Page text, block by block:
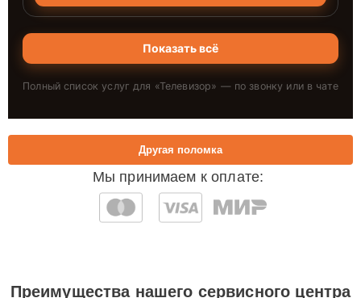
Показать всё
Полный список услуг для «Телевизор» — по звонку или в чате
Мы принимаем к оплате:
Другая поломка
Преимущества нашего сервисного центра